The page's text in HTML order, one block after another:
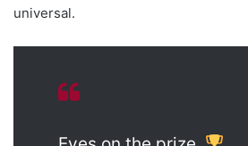
universal.